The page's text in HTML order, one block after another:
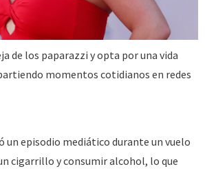
de los paparazzi y opta por una vida
momentos cotidianos en redes
un episodio mediático durante un vuelo
cigarrillo y consumir alcohol, lo que